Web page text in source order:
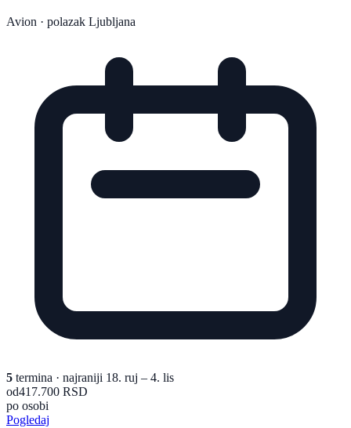
Avion · polazak Ljubljana
5 termina · najraniji 18. ruj – 4. lis
od417.700 RSD
po osobi
Pogledaj